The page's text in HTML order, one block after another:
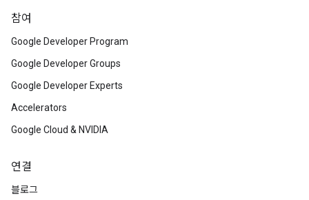
참여
Google Developer Program
Google Developer Groups
Google Developer Experts
Accelerators
Google Cloud & NVIDIA
연결
블로그